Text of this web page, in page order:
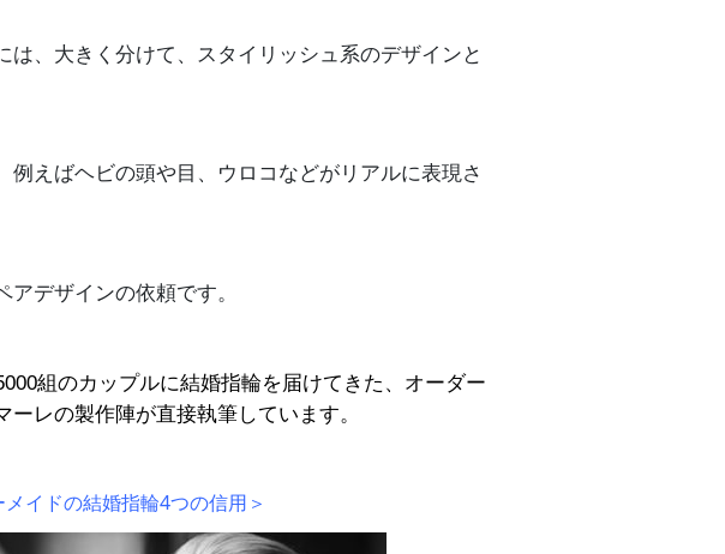
、大きく分けて、スタイリッシュ系のデザインと
えばヘビの頭や目、ウロコなどがリアルに表現さ
デザインの依頼です。
組のカップルに結婚指輪を届けてきた、オーダー
ーレの製作陣が直接執筆しています。
イドの結婚指輪4つの信用＞